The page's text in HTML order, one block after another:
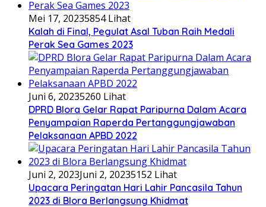
Mei 17, 20235854 Lihat
Kalah di Final, Pegulat Asal Tuban Raih Medali
Perak Sea Games 2023
Juni 6, 20235260 Lihat
DPRD Blora Gelar Rapat Paripurna Dalam Acara
Penyampaian Raperda Pertanggungjawaban
Pelaksanaan APBD 2022
Juni 2, 2023Juni 2, 20235152 Lihat
Upacara Peringatan Hari Lahir Pancasila Tahun
2023 di Blora Berlangsung Khidmat